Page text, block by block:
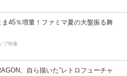
ま45％増量！ファミマ夏の大盤振る舞
プ特集
、自ら描いた”レトロフューチャ